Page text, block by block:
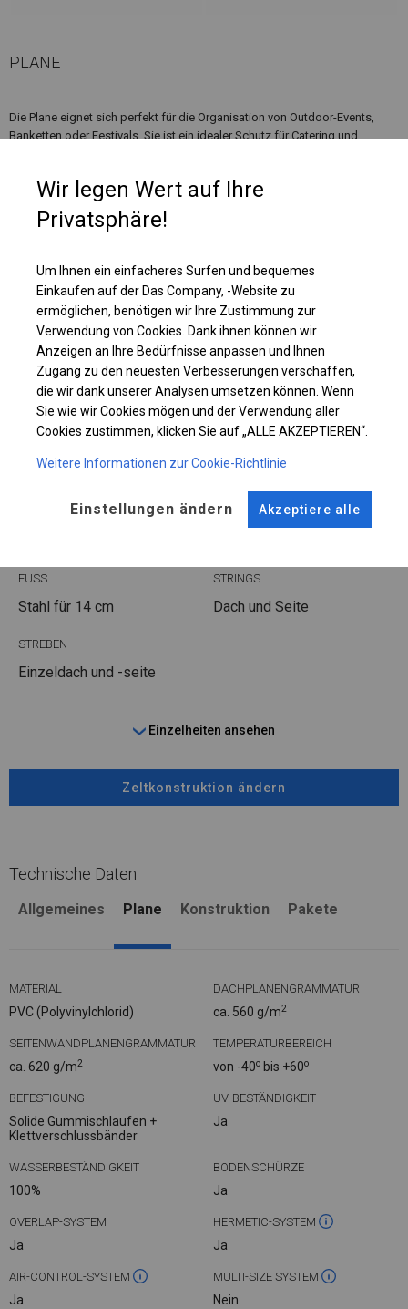
PLANE
Die Plane eignet sich perfekt für die Organisation von Outdoor-Events,
Banketten oder Festivals. Sie ist ein idealer Schutz für Catering und
Terrassenzelt verwendet werden. Das Zelt kann auch als Gewerbefläche
und zusätzlicher Platz in Ihren Räumlichkeiten genutzt werden.
Einzelheiten ansehen
Plane ändern
KONSTRUKTION
POLAR
ANSCHLÜSSE
FUSS
Stahl für 14 cm
STRINGS
Dach und Seite
STREBEN
Einzeldach und -seite
Einzelheiten ansehen
Zeltkonstruktion ändern
Technische Daten
Allgemeines Plane Konstruktion Pakete
MATERIAL
PVC (Polyvinylchlorid)
DACHPLANENGRAMMATUR
ca. 560 g/m2
SEITENWANDPLANENGRAMMATUR
ca. 620 g/m2
TEMPERATURBEREICH
von -40o bis +60o
BEFESTIGUNG
Solide Gummischlaufen +
Klettverschlussbänder
UV-BESTÄNDIGKEIT
Ja
WASSERBESTÄNDIGKEIT
100%
BODENSCHÜRZE
Ja
OVERLAP-SYSTEM
Ja
HERMETIC-SYSTEM
Ja
AIR-CONTROL-SYSTEM
Ja
MULTI-SIZE SYSTEM
Nein
Wir legen Wert auf Ihre
Privatsphäre!
Um Ihnen ein einfacheres Surfen und bequemes
Einkaufen auf der Das Company, -Website zu
ermöglichen, benötigen wir Ihre Zustimmung zur
Verwendung von Cookies. Dank ihnen können wir
Anzeigen an Ihre Bedürfnisse anpassen und Ihnen
Zugang zu den neuesten Verbesserungen verschaffen,
die wir dank unserer Analysen umsetzen können. Wenn
Sie wie wir Cookies mögen und der Verwendung aller
Cookies zustimmen, klicken Sie auf „ALLE AKZEPTIEREN“.
Weitere Informationen zur Cookie-Richtlinie
Einstellungen ändern Akzeptiere alle